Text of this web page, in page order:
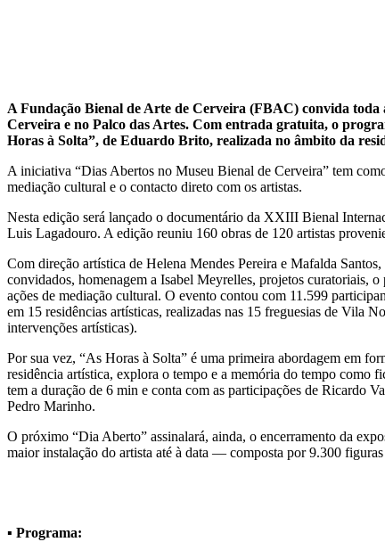
A Fundação Bienal de Arte de Cerveira (FBAC) convida
Cerveira e no Palco das Artes. Com entrada gratuita, o
Horas à Solta”, de Eduardo Brito, realizada no âmbito da
A iniciativa “Dias Abertos no Museu Bienal de Cerveira” tem
mediação cultural e o contacto direto com os artistas.
Nesta edição será lançado o documentário da XXIII Bienal
Luis Lagadouro. A edição reuniu 160 obras de 120 artistas
Com direção artística de Helena Mendes Pereira e Mafalda
convidados, homenagem a Isabel Meyrelles, projetos curatoriais,
ações de mediação cultural. O evento contou com 11.599
em 15 residências artísticas, realizadas nas 15 freguesias de Vila
intervenções artísticas).
Por sua vez, “As Horas à Solta” é uma primeira abordagem em
residência artística, explora o tempo e a memória do tempo como
tem a duração de 6 min e conta com as participações de Ricardo
Pedro Marinho.
O próximo “Dia Aberto” assinalará, ainda, o encerramento da
maior instalação do artista até à data — composta por 9.300
▪️ Programa: